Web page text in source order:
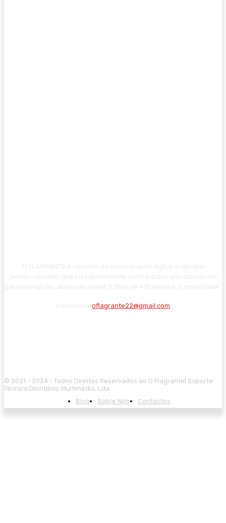
oflagrante22@gmail.com
© 2021 - 2024 - Todos Direitos Reservados ao O Flagrante| Suporte
Técnico Diontónio Multimédia, Lda
Blog
Sobre Nós Contactos